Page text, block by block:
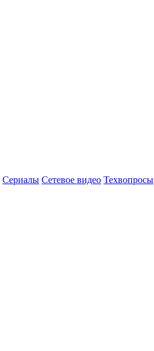
Сериалы Сетевое видео Техвопросы